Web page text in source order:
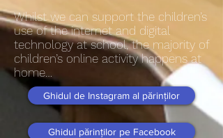
Whilst we can support the children’s
use of the internet and digital
technology at school, the majority of
children’s online activity happens at
home…
Ghidul de Instagram al părinților
Ghidul părinților pe Facebook